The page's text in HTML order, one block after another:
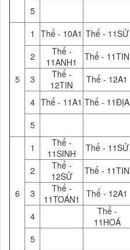
5
5
1 Thể - 10A1 Thể - 11SỬ
2
Thể -
11ANH1
Thể - 11TIN
3
Thể -
12TIN
Thể - 12A1
4 Thể - 11A1 Thể - 11ĐỊA
5
6
1
Thể -
11SINH
Thể - 11SỬ
2
Thể -
12SỬ
Thể - 11TIN
3
Thể -
11TOÁN1
Thể - 12A1
4
Thể -
11HOÁ
5